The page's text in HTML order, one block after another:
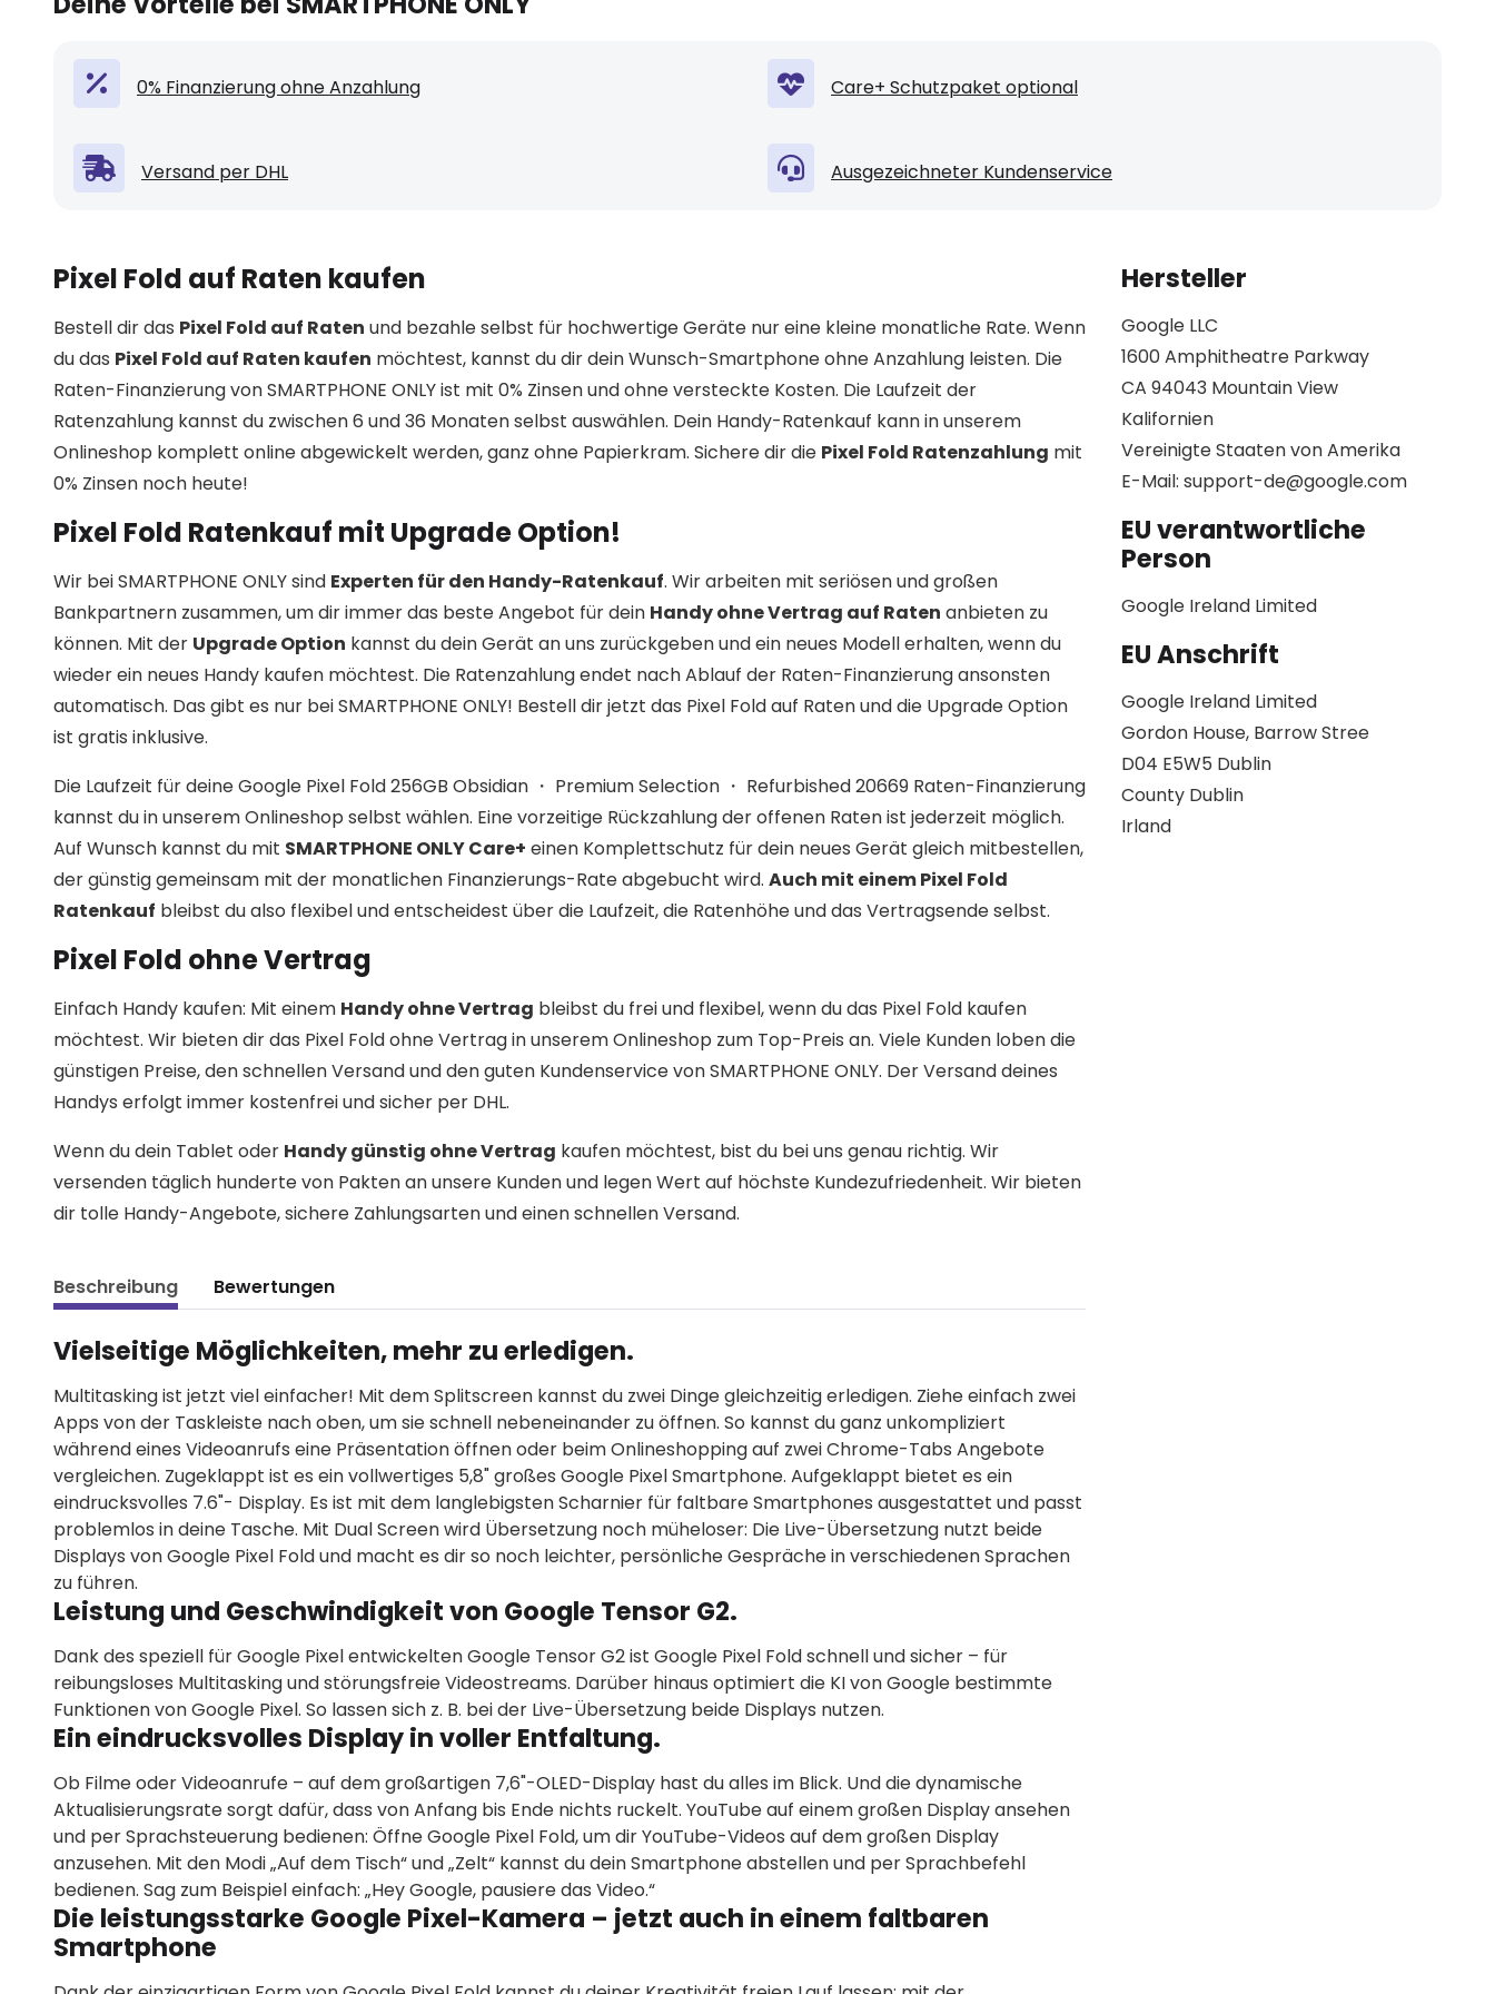
0% Finanzierung ohne Anzahlung Care+ Schutzpaket optional
Versand per DHL Ausgezeichneter Kundenservice
Pixel Fold auf Raten kaufen
Bestell dir das Pixel Fold auf Raten und bezahle selbst für hochwertige Geräte nur eine kleine monatliche Rate. Wenn
du das Pixel Fold auf Raten kaufen möchtest, kannst du dir dein Wunsch-Smartphone ohne Anzahlung leisten. Die
Raten-Finanzierung von SMARTPHONE ONLY ist mit 0% Zinsen und ohne versteckte Kosten. Die Laufzeit der
Ratenzahlung kannst du zwischen 6 und 36 Monaten selbst auswählen. Dein Handy-Ratenkauf kann in unserem
Onlineshop komplett online abgewickelt werden, ganz ohne Papierkram. Sichere dir die Pixel Fold Ratenzahlung mit
0% Zinsen noch heute!
Pixel Fold Ratenkauf mit Upgrade Option!
Wir bei SMARTPHONE ONLY sind Experten für den Handy-Ratenkauf. Wir arbeiten mit seriösen und großen
Bankpartnern zusammen, um dir immer das beste Angebot für dein Handy ohne Vertrag auf Raten anbieten zu
können. Mit der Upgrade Option kannst du dein Gerät an uns zurückgeben und ein neues Modell erhalten, wenn du
wieder ein neues Handy kaufen möchtest. Die Ratenzahlung endet nach Ablauf der Raten-Finanzierung ansonsten
automatisch. Das gibt es nur bei SMARTPHONE ONLY! Bestell dir jetzt das Pixel Fold auf Raten und die Upgrade Option
ist gratis inklusive.
Die Laufzeit für deine Google Pixel Fold 256GB Obsidian ・ Premium Selection ・ Refurbished 20669 Raten-Finanzierung
kannst du in unserem Onlineshop selbst wählen. Eine vorzeitige Rückzahlung der offenen Raten ist jederzeit möglich.
Auf Wunsch kannst du mit SMARTPHONE ONLY Care+ einen Komplettschutz für dein neues Gerät gleich mitbestellen,
der günstig gemeinsam mit der monatlichen Finanzierungs-Rate abgebucht wird. Auch mit einem Pixel Fold
Ratenkauf bleibst du also flexibel und entscheidest über die Laufzeit, die Ratenhöhe und das Vertragsende selbst.
Pixel Fold ohne Vertrag
Einfach Handy kaufen: Mit einem Handy ohne Vertrag bleibst du frei und flexibel, wenn du das Pixel Fold kaufen
möchtest. Wir bieten dir das Pixel Fold ohne Vertrag in unserem Onlineshop zum Top-Preis an. Viele Kunden loben die
günstigen Preise, den schnellen Versand und den guten Kundenservice von SMARTPHONE ONLY. Der Versand deines
Handys erfolgt immer kostenfrei und sicher per DHL.
Wenn du dein Tablet oder Handy günstig ohne Vertrag kaufen möchtest, bist du bei uns genau richtig. Wir
versenden täglich hunderte von Pakten an unsere Kunden und legen Wert auf höchste Kundezufriedenheit. Wir bieten
dir tolle Handy-Angebote, sichere Zahlungsarten und einen schnellen Versand.
Beschreibung Bewertungen
Vielseitige Möglichkeiten, mehr zu erledigen.
Multitasking ist jetzt viel einfacher! Mit dem Splitscreen kannst du zwei Dinge gleichzeitig erledigen. Ziehe einfach zwei
Apps von der Taskleiste nach oben, um sie schnell nebeneinander zu öffnen. So kannst du ganz unkompliziert
während eines Videoanrufs eine Präsentation öffnen oder beim Onlineshopping auf zwei Chrome-Tabs Angebote
vergleichen. Zugeklappt ist es ein vollwertiges 5,8" großes Google Pixel Smartphone. Aufgeklappt bietet es ein
eindrucksvolles 7.6"- Display. Es ist mit dem langlebigsten Scharnier für faltbare Smartphones ausgestattet und passt
problemlos in deine Tasche. Mit Dual Screen wird Übersetzung noch müheloser: Die Live-Übersetzung nutzt beide
Displays von Google Pixel Fold und macht es dir so noch leichter, persönliche Gespräche in verschiedenen Sprachen
zu führen.
Leistung und Geschwindigkeit von Google Tensor G2.
Dank des speziell für Google Pixel entwickelten Google Tensor G2 ist Google Pixel Fold schnell und sicher – für
reibungsloses Multitasking und störungsfreie Videostreams. Darüber hinaus optimiert die KI von Google bestimmte
Funktionen von Google Pixel. So lassen sich z. B. bei der Live-Übersetzung beide Displays nutzen.
Ein eindrucksvolles Display in voller Entfaltung.
Ob Filme oder Videoanrufe – auf dem großartigen 7,6"-OLED-Display hast du alles im Blick. Und die dynamische
Aktualisierungsrate sorgt dafür, dass von Anfang bis Ende nichts ruckelt. YouTube auf einem großen Display ansehen
und per Sprachsteuerung bedienen: Öffne Google Pixel Fold, um dir YouTube-Videos auf dem großen Display
anzusehen. Mit den Modi „Auf dem Tisch“ und „Zelt“ kannst du dein Smartphone abstellen und per Sprachbefehl
bedienen. Sag zum Beispiel einfach: „Hey Google, pausiere das Video.“
Die leistungsstarke Google Pixel-Kamera – jetzt auch in einem faltbaren
Smartphone
Hersteller
Google LLC
1600 Amphitheatre Parkway
CA 94043 Mountain View
Kalifornien
Vereinigte Staaten von Amerika
E-Mail: support-de@google.com
EU verantwortliche
Person
Google Ireland Limited
EU Anschrift
Google Ireland Limited
Gordon House, Barrow Stree
D04 E5W5 Dublin
County Dublin
Irland